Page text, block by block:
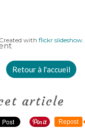
Created with flickr slideshow.
Retour à l'accueil
article
Repost